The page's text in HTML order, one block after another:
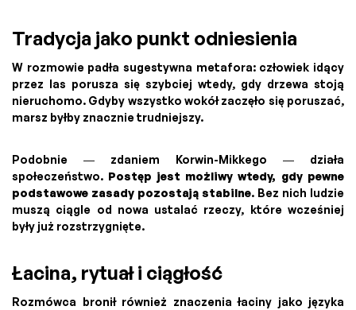
Tradycja jako punkt odniesienia
W rozmowie padła sugestywna metafora: człowiek idący
przez las porusza się szybciej wtedy, gdy drzewa stoją
nieruchomo. Gdyby wszystko wokół zaczęło się poruszać,
marsz byłby znacznie trudniejszy.
Podobnie — zdaniem Korwin-Mikkego — działa
społeczeństwo. Postęp jest możliwy wtedy, gdy pewne
podstawowe zasady pozostają stabilne. Bez nich ludzie
muszą ciągle od nowa ustalać rzeczy, które wcześniej
były już rozstrzygnięte.
Łacina, rytuał i ciągłość
Rozmówca bronił również znaczenia łaciny jako języka